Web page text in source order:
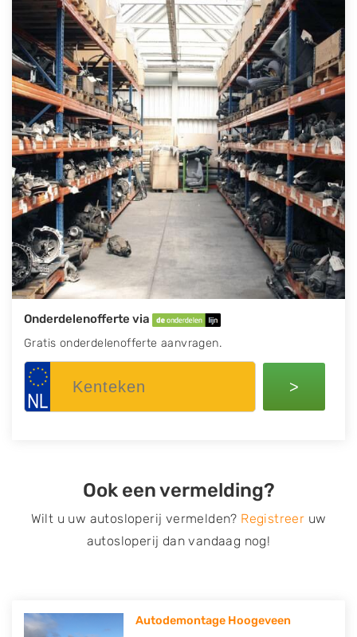
Onderdelenofferte via
Gratis onderdelenofferte aanvragen.
>
Ook een vermelding?
Wilt u uw autosloperij vermelden? Registreer uw
autosloperij dan vandaag nog!
Autodemontage Hoogeveen